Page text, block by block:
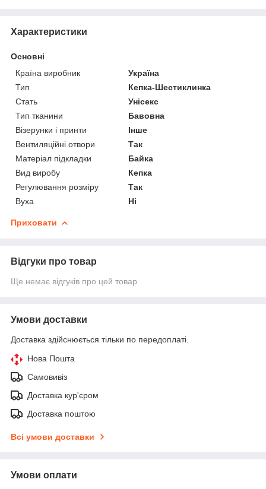
Характеристики
Основні
Країна виробник
Україна
Тип
Кепка-Шестиклинка
Стать
Унісекс
Тип тканини
Бавовна
Візерунки і принти
Інше
Вентиляційні отвори
Так
Матеріал підкладки
Байка
Вид виробу
Кепка
Регулювання розміру
Так
Вуха
Ні
Приховати
Відгуки про товар
Ще немає відгуків про цей товар
Умови доставки
Доставка здійснюється тільки по передоплаті.
Нова Пошта
Самовивіз
Доставка кур'єром
Доставка поштою
Всі умови доставки
Умови оплати